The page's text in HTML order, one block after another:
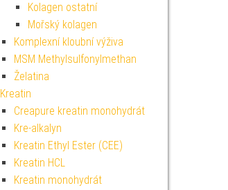
Kolagen ostatní
Mořský kolagen
Komplexní kloubní výživa
MSM Methylsulfonylmethan
Želatina
Kreatin
Creapure kreatin monohydrát
Kre-alkalyn
Kreatin Ethyl Ester (CEE)
Kreatin HCL
Kreatin monohydrát